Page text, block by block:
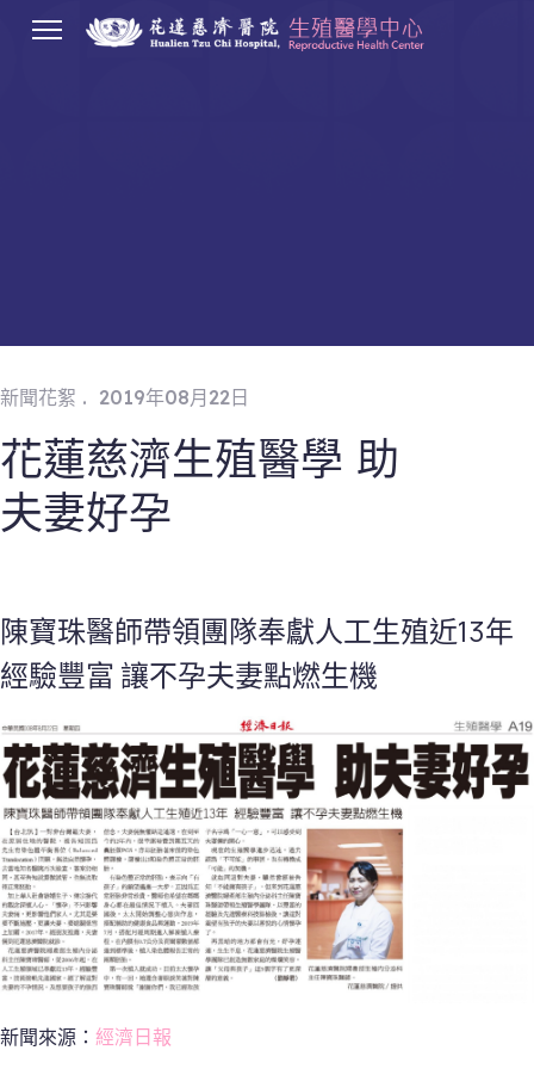
新聞花絮 2019年08月22日
花蓮慈濟生殖醫學 助
夫妻好孕
陳寶珠醫師帶領團隊奉獻人工生殖近13年
經驗豐富 讓不孕夫妻點燃生機
新聞來源： 經濟日報